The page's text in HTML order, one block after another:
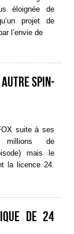
éloignée de
projet de
l’envie de
autre spin-
suite à ses
millions de
mais le
la licence 24.
de 24